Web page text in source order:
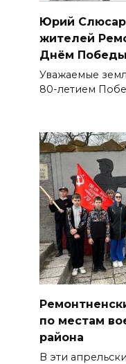
Юрий
жителей
Днём Победы
Уважаемые
80-летием
по местам
района
В эти